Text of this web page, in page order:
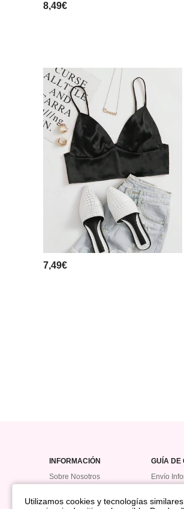
8,49€
7,49€
INFORMACIÓN
Sobre Nosotros
GUÍA DE
Envío
Utilizamos cookies y tecnologías